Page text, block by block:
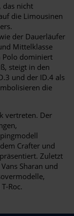
das nicht
die Limousinen
der Dauerläufer
Mittelklasse
Polo dominiert
steigt in den
und der ID.4 als
die
vertreten. Der
Crafter und
Zuletzt
Sharan und
Roc.